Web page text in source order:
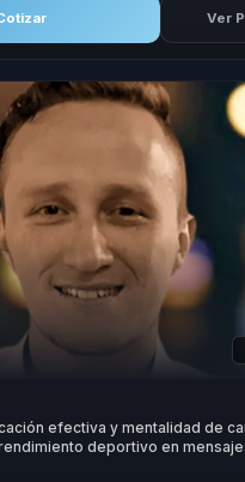
Ver
efectiva y mentalidad de
deportivo en
líderes y equipos.